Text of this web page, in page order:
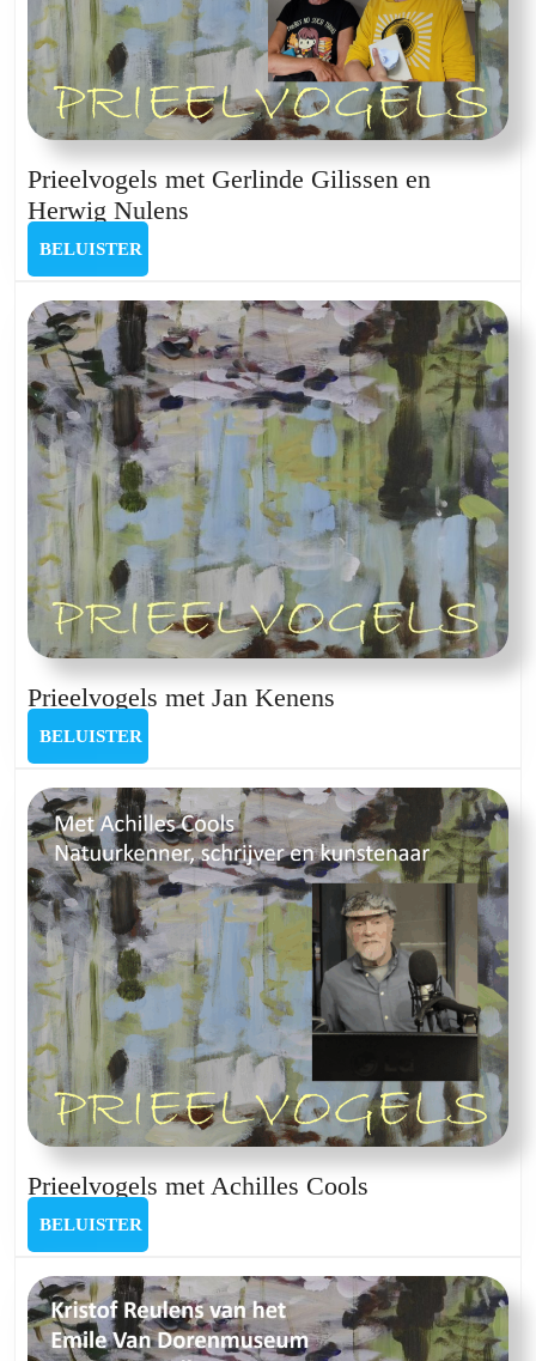
Prieelvogels met Gerlinde Gilissen en
Herwig Nulens
Gilissen
en
Herwig
Nulens
BELUISTER
Prieelvogels met Jan Kenens
Kenens
BELUISTER
Prieelvogels met Achilles Cools
Cools
BELUISTER